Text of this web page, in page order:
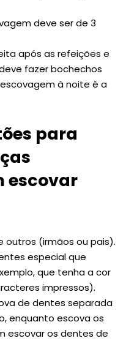
deve ser de 3
após as refeições e
fazer bochechos
escovagem à noite é a
para
escovar
outros (irmãos ou pais).
especial que
que tenha a cor
impressos).
de dentes separada
enquanto escova os
escovar os dentes de